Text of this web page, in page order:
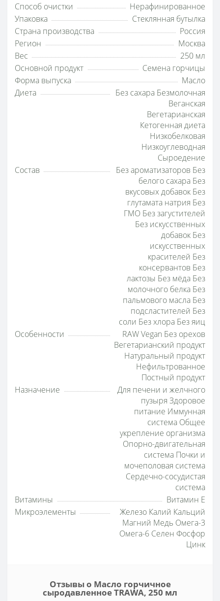
Способ очистки
Нерафинированное
Упаковка
Стеклянная бутылка
Страна производства
Россия
Регион
Москва
Вес
250 мл
Основной продукт
Семена горчицы
Форма выпуска
Масло
Диета
Без сахара Безмолочная
Веганская
Вегетарианская
Кетогенная диета
Низкобелковая
Низкоуглеводная
Сыроедение
Состав
Без ароматизаторов Без
белого сахара Без
вкусовых добавок Без
глутамата натрия Без
ГМО Без загустителей
Без искусственных
добавок Без
искусственных
красителей Без
консервантов Без
лактозы Без мёда Без
молочного белка Без
пальмового масла Без
подсластителей Без
соли Без хлора Без яиц
Особенности
RAW Vegan Без орехов
Вегетарианский продукт
Натуральный продукт
Нефильтрованное
Постный продукт
Назначение
Для печени и желчного
пузыря Здоровое
питание Иммунная
система Общее
укрепление организма
Опорно-двигательная
система Почки и
мочеполовая система
Сердечно-сосудистая
система
Витамины
Витамин E
Микроэлементы
Железо Калий Кальций
Магний Медь Омега-3
Омега-6 Селен Фосфор
Цинк
Отзывы о Масло горчичное
сыродавленное TRAWA, 250 мл